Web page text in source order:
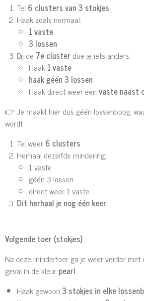
Tel 6 clusters van 3 stokjes
Haak zoals normaal:
1 vaste
3 lossen
Bij de 7e cluster doe je iets anders:
Haak1 vaste
haak géén 3 lossen
Haak direct weer eenvaste naast
👉 Je maakt hier dus géén lossenboog,
wordt
Tel weer6 clusters
Herhaal dezelfde mindering:
1 vaste
géén 3 lossen
direct weer 1 vaste
Dit herhaal je nog één keer
Volgende toer (stokjes)
Na deze mindertoer ga je weer verder met
geval in de kleurpearl.
Haak gewoon3 stokjes in elke